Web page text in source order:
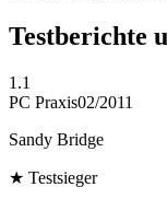
Testberichte
1.1
PC Praxis02/2011
Sandy Bridge
★ Testsieger